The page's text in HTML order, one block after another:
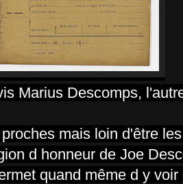
Marius Descomps,
mais loin d'être
d honneur de Joe
quand même d y voir